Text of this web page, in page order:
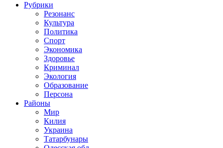
Рубрики
Резонанс
Культура
Политика
Спорт
Экономика
Здоровье
Криминал
Экология
Образование
Персона
Районы
Мир
Килия
Украина
Татарбунары